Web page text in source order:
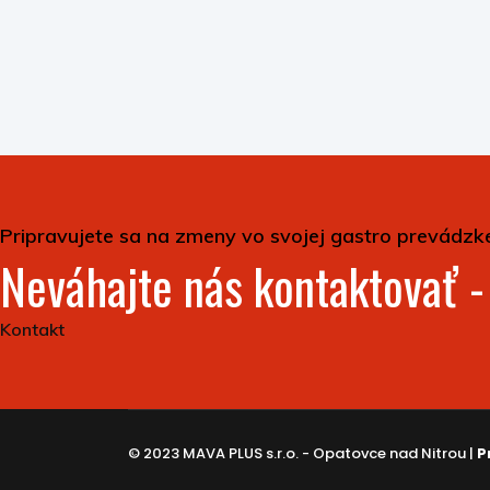
Pripravujete sa na zmeny vo svojej gastro
Neváhajte nás kontaktovať
Kontakt
© 2023 MAVA PLUS s.r.o. - Opatovce nad Nitrou |